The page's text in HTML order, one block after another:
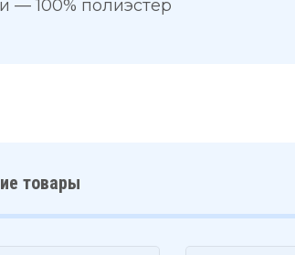
— 100% полиэстер
товары